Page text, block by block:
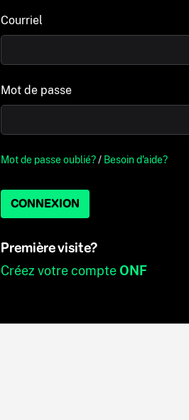
Courriel
Mot de passe
Mot de passe oublié?/ Besoin d'aide?
CONNEXION
Première visite?
Créez votre compteONF